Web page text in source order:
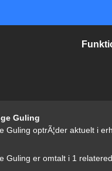
Guling
Guling optrÃ¦der aktuelt i
Guling er omtalt i 1